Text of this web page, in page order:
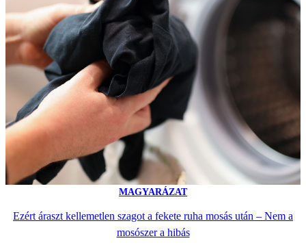
MAGYARÁZAT
Ezért áraszt kellemetlen szagot a fekete ruha mosás után – Nem a
mosószer a hibás